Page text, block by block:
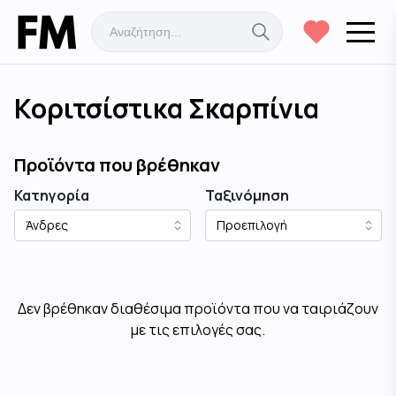
Κοριτσίστικα Σκαρπίνια
Προϊόντα που βρέθηκαν
Κατηγορία Ταξινόμηση
Δεν βρέθηκαν διαθέσιμα προϊόντα που να ταιριάζουν
με τις επιλογές σας.